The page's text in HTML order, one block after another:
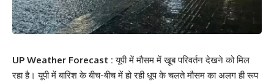
UP Weather Forecast :यूपी में मौसम में खूब परिवर्तन देखने को मिल
रहा है। यूपी में बारिश के बीच-बीच में हो रही धूप के चलते मौसम का अलग ही रूप